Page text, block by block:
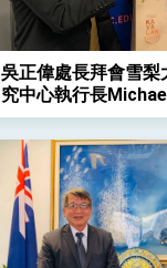
吳正偉處長拜會雪梨
究中心執行長
授